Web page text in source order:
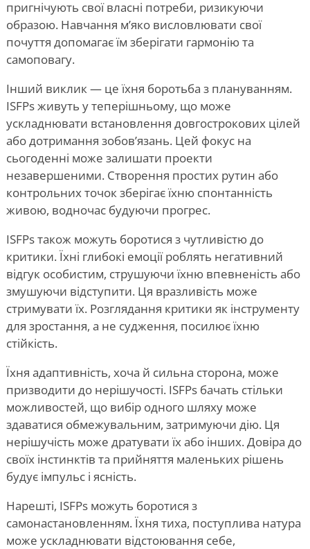
пригнічують свої власні потреби, ризикуючи
образою. Навчання м’яко висловлювати свої
почуття допомагає їм зберігати гармонію та
самоповагу.
Інший виклик — це їхня боротьба з плануванням.
ISFPs живуть у теперішньому, що може
ускладнювати встановлення довгострокових цілей
або дотримання зобов’язань. Цей фокус на
сьогоденні може залишати проекти
незавершеними. Створення простих рутин або
контрольних точок зберігає їхню спонтанність
живою, водночас будуючи прогрес.
ISFPs також можуть боротися з чутливістю до
критики. Їхні глибокі емоції роблять негативний
відгук особистим, струшуючи їхню впевненість або
змушуючи відступити. Ця вразливість може
стримувати їх. Розглядання критики як інструменту
для зростання, а не судження, посилює їхню
стійкість.
Їхня адаптивність, хоча й сильна сторона, може
призводити до нерішучості. ISFPs бачать стільки
можливостей, що вибір одного шляху може
здаватися обмежувальним, затримуючи дію. Ця
нерішучість може дратувати їх або інших. Довіра до
своїх інстинктів та прийняття маленьких рішень
будує імпульс і ясність.
Нарешті, ISFPs можуть боротися з
самонастановленням. Їхня тиха, поступлива натура
може ускладнювати відстоювання себе,